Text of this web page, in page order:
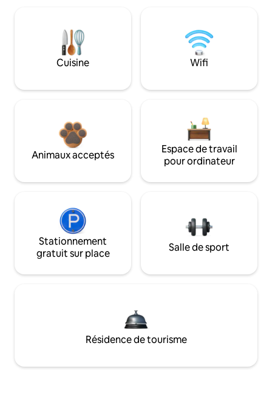
Cuisine Wifi
Animaux acceptés
Espace de travail
pour ordinateur
Stationnement
gratuit sur place
Salle de sport
Résidence de tourisme